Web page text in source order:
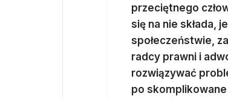
przeciętnego
się na nie składa,
społeczeństwie,
radcy prawni i
rozwiązywać
po